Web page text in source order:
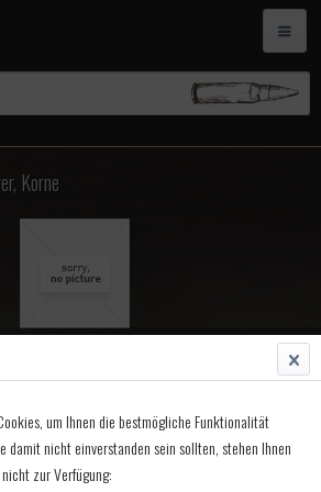
Korne
USA 431
um Ihnen die bestmögliche Funktionalität
damit nicht einverstanden sein sollten, stehen Ihnen
zur Verfügung: